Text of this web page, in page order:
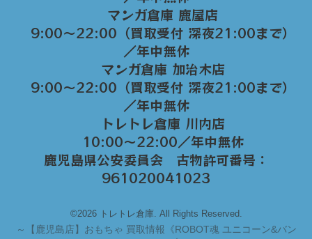
マンガ倉庫 鹿屋店
9:00～22:00（買取受付 深夜21:00まで）
／年中無休
マンガ倉庫 加治木店
9:00〜22:00（買取受付 深夜21:00まで）
／年中無休
トレトレ倉庫 川内店
10:00〜22:00／年中無休
鹿児島県公安委員会 古物許可番号：
961020041023
©2026 トレトレ倉庫. All Rights Reserved.
～
【鹿児島店】おもちゃ 買取情報《ROBOT魂 ユニコーン&バン